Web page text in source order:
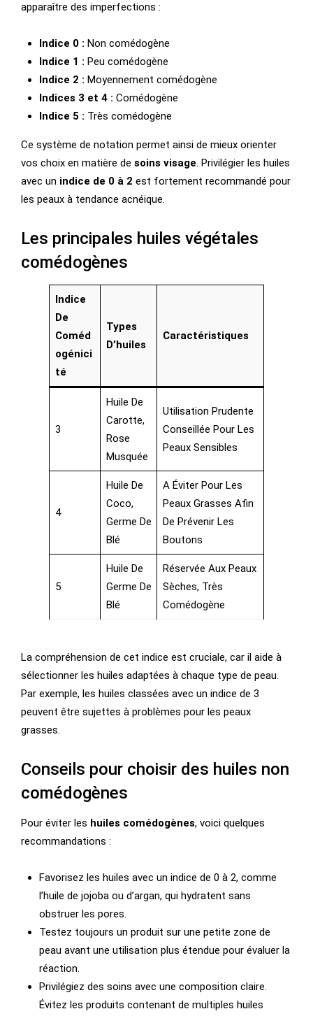
apparaître des imperfections :
Indice 0 : Non comédogène
Indice 1 : Peu comédogène
Indice 2 : Moyennement comédogène
Indices 3 et 4 : Comédogène
Indice 5 : Très comédogène
Ce système de notation permet ainsi de mieux orienter
vos choix en matière de soins visage. Privilégier les huiles
avec un indice de 0 à 2 est fortement recommandé pour
les peaux à tendance acnéique.
Les principales huiles végétales
comédogènes
Indice
De
Coméd
Ogénici
Té
Types
D’huiles
Caractéristiques
3
Huile De
Carotte,
Rose
Musquée
Utilisation Prudente
Conseillée Pour Les
Peaux Sensibles
4
Huile De
Coco,
Germe De
Blé
A Éviter Pour Les
Peaux Grasses Afin
De Prévenir Les
Boutons
5
Huile De
Germe De
Blé
Réservée Aux Peaux
Sèches, Très
Comédogène
La compréhension de cet indice est cruciale, car il aide à
sélectionner les huiles adaptées à chaque type de peau.
Par exemple, les huiles classées avec un indice de 3
peuvent être sujettes à problèmes pour les peaux
grasses.
Conseils pour choisir des huiles non
comédogènes
Pour éviter les huiles comédogènes, voici quelques
recommandations :
Favorisez les huiles avec un indice de 0 à 2, comme
l’huile de jojoba ou d’argan, qui hydratent sans
obstruer les pores.
Testez toujours un produit sur une petite zone de
peau avant une utilisation plus étendue pour évaluer la
réaction.
Privilégiez des soins avec une composition claire.
Évitez les produits contenant de multiples huiles